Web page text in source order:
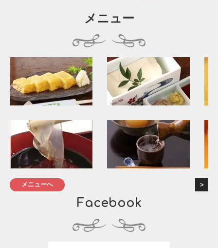
メニュー
メニューへ
Facebook